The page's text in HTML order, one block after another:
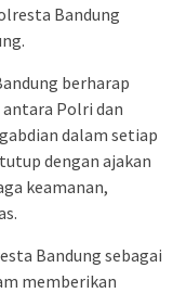
Bandung
berharap
Polri dan
dalam setiap
dengan ajakan
keamanan,
Bandung sebagai
memberikan